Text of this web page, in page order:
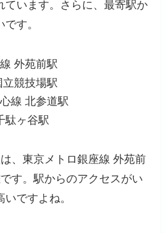
ています。さらに、最寄駅か
す。
外苑前駅
競技場駅
線 北参道駅
駄ヶ谷駅
、東京メトロ銀座線 外苑前
す。駅からのアクセスがい
ですよね。